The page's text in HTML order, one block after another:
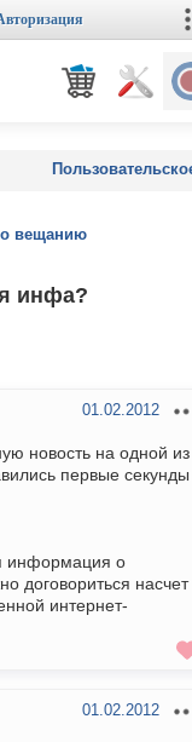
вещанию
инфа?
01.02.2012
новость на одной из
первые секунды
информация о
договориться насчет
интернет-
01.02.2012